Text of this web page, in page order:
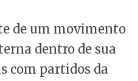
de um movimento
dentro de sua
com partidos da